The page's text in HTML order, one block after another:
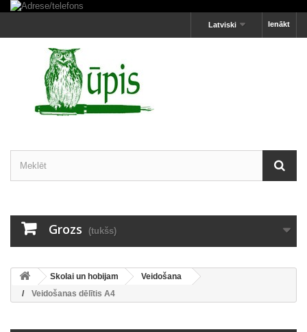
Ienākt
Latviski
Grozs (tukšs)
Skolai un hobijam
Veidošana
Veidošanas dēlītis A4